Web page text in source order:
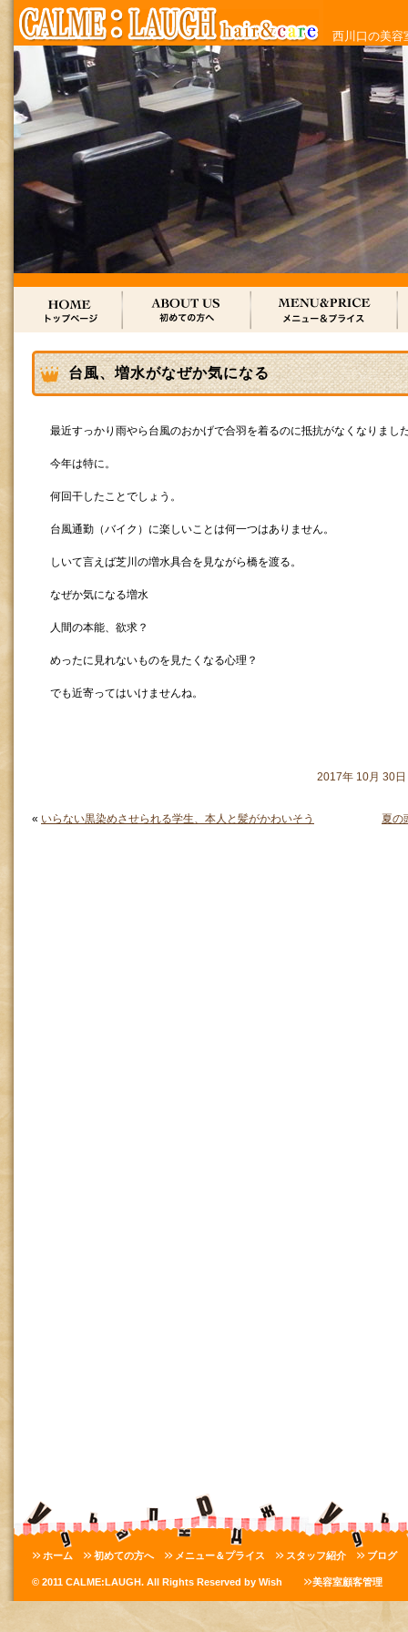
西川口の美容
台風、増水がなぜか気になる
最近すっかり雨やら台風のおかげで合羽を着るのに抵抗がなくなりまし
今年は特に。
何回干したことでしょう。
台風通勤（バイク）に楽しいことは何一つはありません。
しいて言えば芝川の増水具合を見ながら橋を渡る。
なぜか気になる増水
人間の本能、欲求？
めったに見れないものを見たくなる心理？
でも近寄ってはいけませんね。
2017年 10月 30
« いらない黒染めさせられる学生、本人と髪がかわいそう 夏の
ホーム 初めての方へ メニュー＆プライス スタッフ紹介 ブログ
© 2011 CALME:LAUGH. All Rights Reserved by Wish 美容室顧客管理